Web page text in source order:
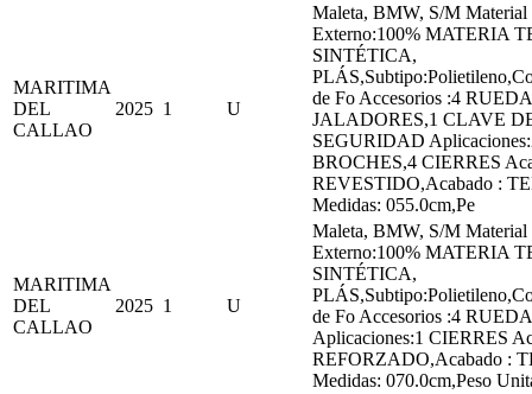
MARITIMA
DEL
CALLAO
2025 1 U
Maleta, BMW, S/M Material
Externo:100% MATERIA
SINTÉTICA,
de Fo Accesorios :4
JALADORES,1 CLAVE
SEGURIDAD
BROCHES,4 CIERRES
REVESTIDO,Acabado :
Medidas: 055.0cm,Pe
MARITIMA
DEL
CALLAO
2025 1 U
Maleta, BMW, S/M Material
Externo:100% MATERIA
SINTÉTICA,
de Fo Accesorios :4
Aplicaciones:1 CIERRES
REFORZADO,Acabado :
Medidas: 070.0cm,Peso